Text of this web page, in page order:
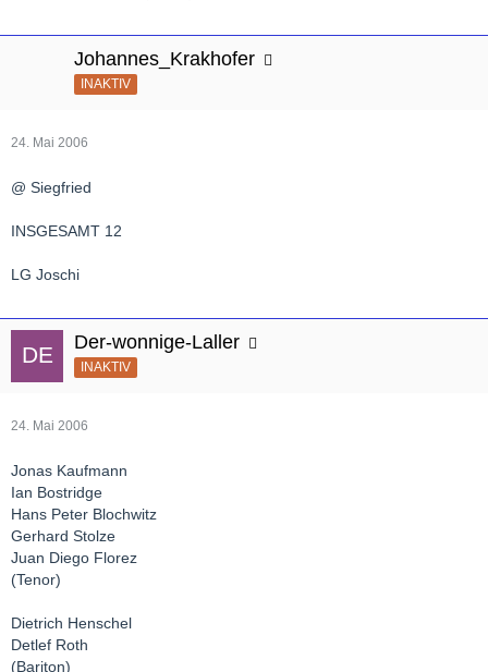
Johannes_Krakhofer
INAKTIV
24. Mai 2006
@ Siegfried
INSGESAMT 12
LG Joschi
Der-wonnige-Laller
INAKTIV
24. Mai 2006
Jonas Kaufmann
Ian Bostridge
Hans Peter Blochwitz
Gerhard Stolze
Juan Diego Florez
(Tenor)
Dietrich Henschel
Detlef Roth
(Bariton)